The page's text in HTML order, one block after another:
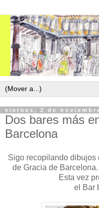
viernes, 2 de
Dos bares más
Barcelona
Sigo recopilando dibujos
de Gracia de
Esta vez
el Bar